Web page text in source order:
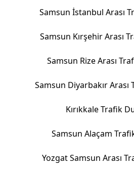
Samsun İstanbul Arası
Samsun Kırşehir Arası
Samsun Rize Arası
Samsun Diyarbakır
Kırıkkale Trafik
Samsun Alaçam
Yozgat Samsun Arası